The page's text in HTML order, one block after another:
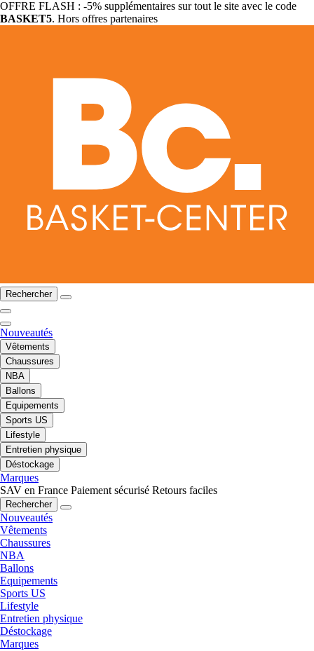
OFFRE FLASH : -5% supplémentaires sur tout le site avec le code
BASKET5. Hors offres partenaires
Rechercher
Nouveautés
Vêtements
Chaussures
NBA
Ballons
Equipements
Sports US
Lifestyle
Entretien physique
Déstockage
Marques
SAV en France Paiement sécurisé Retours faciles
Rechercher
Nouveautés
Vêtements
Chaussures
NBA
Ballons
Equipements
Sports US
Lifestyle
Entretien physique
Déstockage
Marques